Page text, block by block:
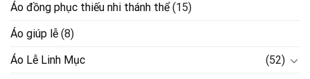
Áo đồng phục thiếu nhi thánh thể(15)
Áo giúp lễ (8)
Áo Lễ Linh Mục
(52)